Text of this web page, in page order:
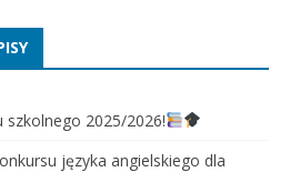
szkolnego 2025/2026!
języka angielskiego dla